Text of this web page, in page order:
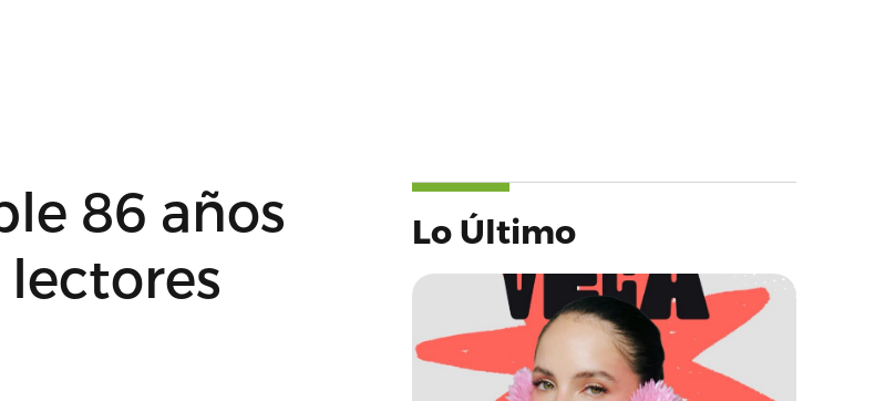
86 años
lectores
Lo Último